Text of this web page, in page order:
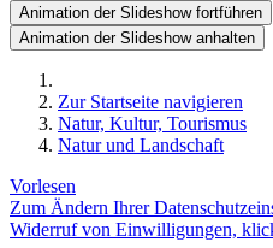
Animation der Slideshow fortführen
Animation der Slideshow anhalten
Zur Startseite navigieren
Natur, Kultur, Tourismus
Natur und Landschaft
Vorlesen
Zum Ändern Ihrer
Widerruf von Einwilligungen,